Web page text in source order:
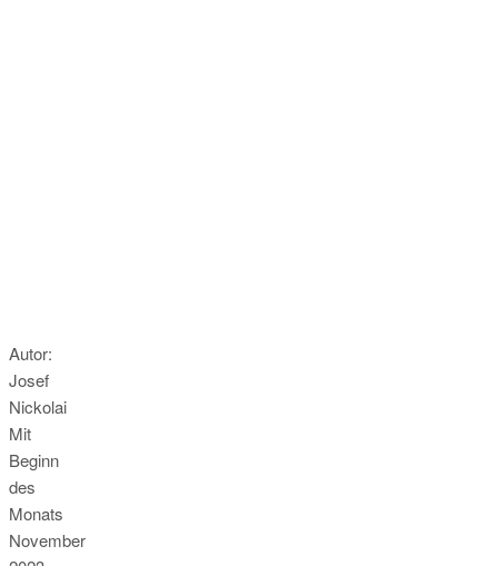
Autor:
Josef
Nickolai
Mit
Beginn
des
Monats
November